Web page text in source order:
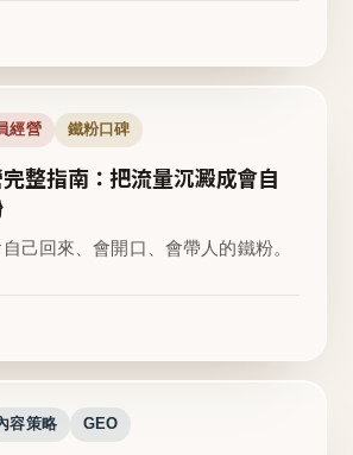
經營 鐵粉口碑
整指南：把流量沉澱成會自
己回來、會開口、會帶人的鐵粉。
容策略 GEO